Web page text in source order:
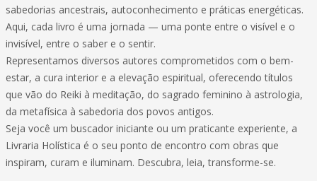
sabedorias ancestrais, autoconhecimento e práticas energéticas.
Aqui, cada livro é uma jornada — uma ponte entre o visível e o
invisível, entre o saber e o sentir.
Representamos diversos autores comprometidos com o bem-
estar, a cura interior e a elevação espiritual, oferecendo títulos
que vão do Reiki à meditação, do sagrado feminino à astrologia,
da metafísica à sabedoria dos povos antigos.
Seja você um buscador iniciante ou um praticante experiente, a
Livraria Holística é o seu ponto de encontro com obras que
inspiram, curam e iluminam. Descubra, leia, transforme-se.